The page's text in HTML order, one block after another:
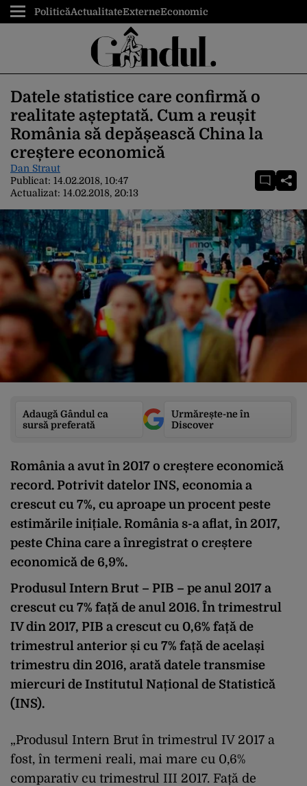
PoliticăActualitateExterneEconomic
Datele statistice care confirmă o
realitate așteptată. Cum a reușit
România să depășească China la
creștere economică
Dan Straut
Publicat: 14.02.2018, 10:47
Actualizat: 14.02.2018, 20:13
Adaugă Gândul ca
sursă preferată
Urmărește-ne în
Discover
România a avut în 2017 o creștere economică
record. Potrivit datelor INS, economia a
crescut cu 7%, cu aproape un procent peste
estimările inițiale. România s-a aflat, în 2017,
peste China care a înregistrat o creștere
economică de 6,9%.
Produsul Intern Brut – PIB – pe anul 2017 a
crescut cu 7% față de anul 2016. În trimestrul
IV din 2017, PIB a crescut cu 0,6% față de
trimestrul anterior și cu 7% față de același
trimestru din 2016, arată datele transmise
miercuri de Institutul Național de Statistică
(INS).
„Produsul Intern Brut în trimestrul IV 2017 a
fost, în termeni reali, mai mare cu 0,6%
comparativ cu trimestrul III 2017. Față de